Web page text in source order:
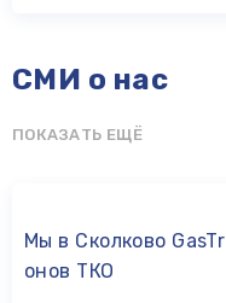
СМИ о нас
ПОКАЗАТЬ ЕЩЁ
Мы в Сколково
онов ТКО